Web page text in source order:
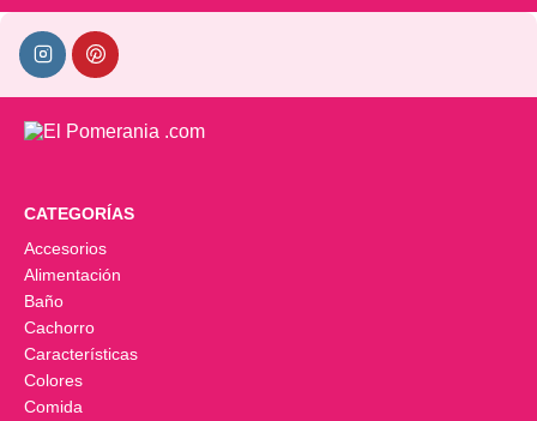
CATEGORÍAS
Accesorios
Alimentación
Baño
Cachorro
Características
Colores
Comida